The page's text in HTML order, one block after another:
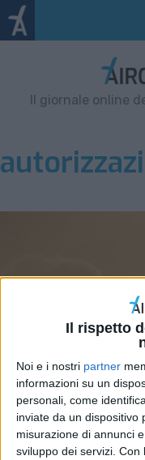
Il rispetto
Noi e i nostri partner
informazioni su un
personali, come
inviate da un dispositivo
misurazione di annunci
sviluppo dei servizi. Con
Il giornale online